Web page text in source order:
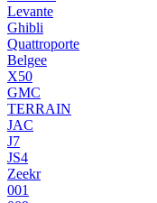
Levante
Ghibli
Quattroporte
Belgee
X50
GMC
TERRAIN
JAC
J7
JS4
Zeekr
001